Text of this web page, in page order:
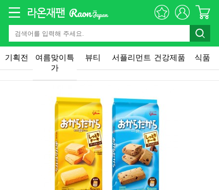
기획전
여름맞이특
가
뷰티 서플리먼트 건강제품 식품